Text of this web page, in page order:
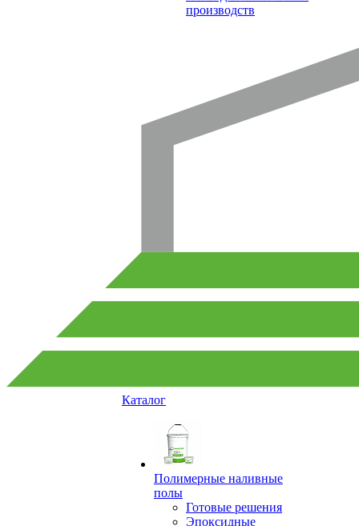
производств
Каталог
Полимерные наливные
полы
Готовые решения
Эпоксидные